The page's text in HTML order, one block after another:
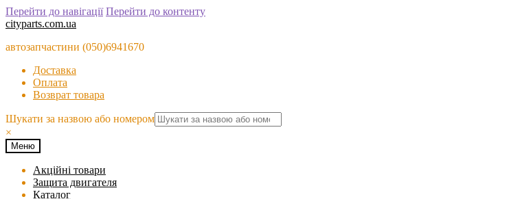
Перейти до навігації Перейти до контенту
cityparts.com.ua
автозапчастини (050)6941670
Доставка
Оплата
Возврат товара
Шукати за назвою або номером
×
Меню
Акційні товари
Защита двигателя
Каталог